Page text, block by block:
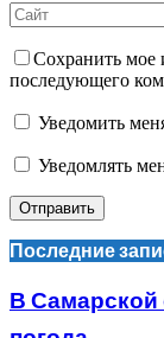
Сохранить мое
последующего
Уведомить
Уведомлять
Последние
В Самарской